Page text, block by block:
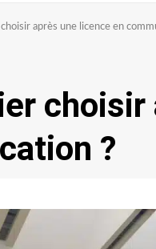
après une licence en
choisir
?